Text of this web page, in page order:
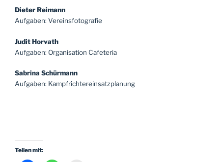
Dieter Reimann
Aufgaben: Vereinsfotografie
Judit Horvath
Aufgaben: Organisation Cafeteria
Sabrina Schürmann
Aufgaben: Kampfrichtereinsatzplanung
Teilen mit: